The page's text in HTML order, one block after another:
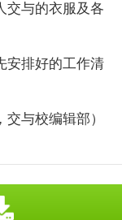
交与的衣服及各
安排好的工作清
与校编辑部）